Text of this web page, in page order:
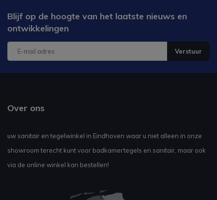
Blijf op de hoogte van het laatste nieuws en
ontwikkelingen
Verstuur
Over ons
uw sanitair en tegelwinkel in Eindhoven waar u niet alleen in onze
showroom terecht kunt voor badkamertegels en sanitair, maar ook
via de online winkel kan bestellen!